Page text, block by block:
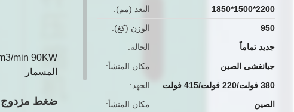
البعد (مم)
2200*1500*1850
الوزن (كغ)
950
الحالة
جديد تماماً
مكان المنشأ
جيانغشى الصين
الجهد
380 فولت/220 فولت/415 فولت
مكان المنشأ
الصين
المسمار
ضغط مزدوج